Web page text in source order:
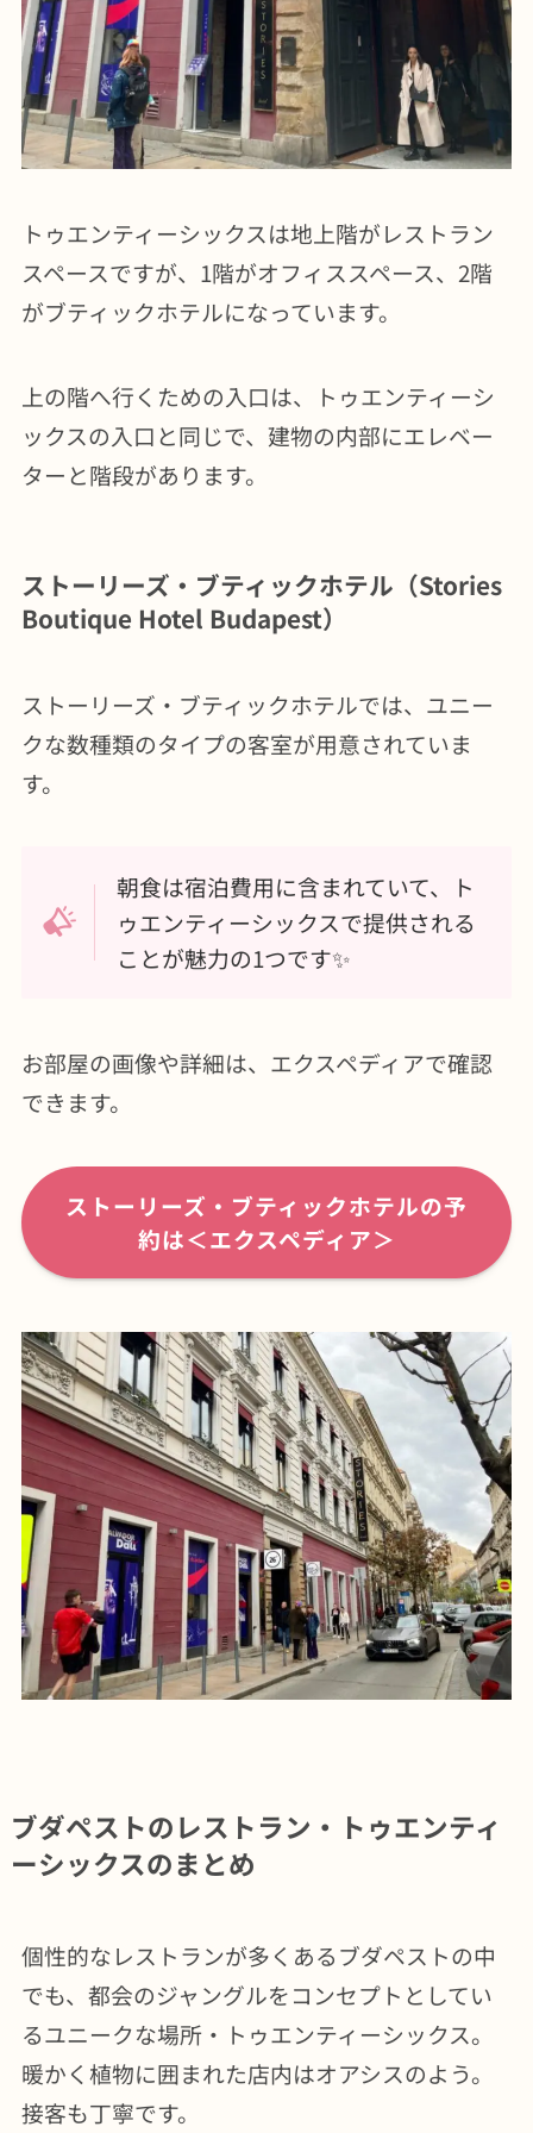
トゥエンティーシックスは地上階がレストラン
スペースですが、1階がオフィススペース、2階
がブティックホテルになっています。
上の階へ行くための入口は、トゥエンティーシ
ックスの入口と同じで、建物の内部にエレベー
ターと階段があります。
ストーリーズ・ブティックホテル（Stories
Boutique Hotel Budapest）
ストーリーズ・ブティックホテルでは、ユニー
クな数種類のタイプの客室が用意されていま
す。
朝食は宿泊費用に含まれていて、ト
ゥエンティーシックスで提供される
ことが魅力の1つです✨
お部屋の画像や詳細は、エクスペディアで確認
できます。
ストーリーズ・ブティックホテルの予
約は＜エクスペディア＞
ブダペストのレストラン・トゥエンティ
ーシックスのまとめ
個性的なレストランが多くあるブダペストの中
でも、都会のジャングルをコンセプトとしてい
るユニークな場所・トゥエンティーシックス。
暖かく植物に囲まれた店内はオアシスのよう。
接客も丁寧です。